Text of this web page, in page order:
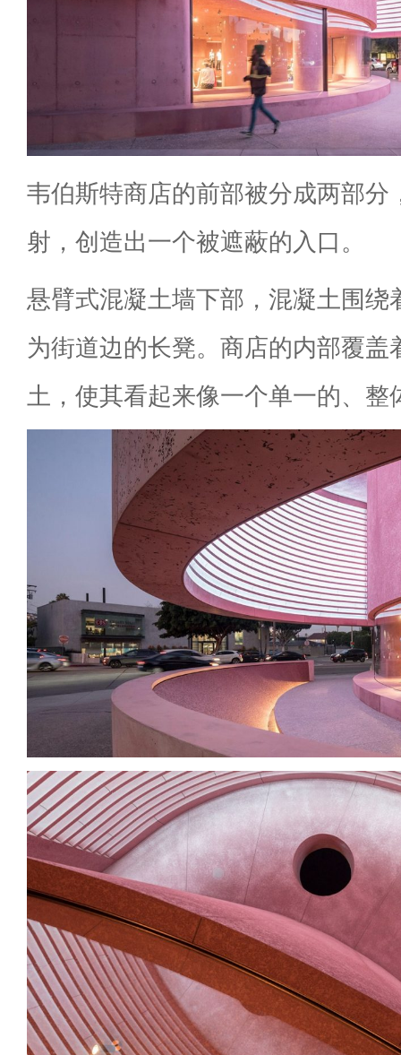
韦伯斯特商店的前部被分成两部分
射，创造出一个被遮蔽的入口。
悬臂式混凝土墙下部，混凝土围绕
为街道边的长凳。商店的内部覆盖
土，使其看起来像一个单一的、整